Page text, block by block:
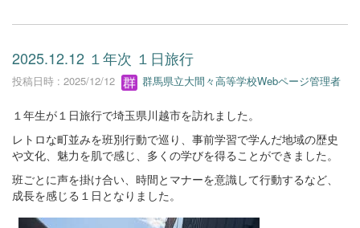
2025.12.12 １年次 １日旅行
投稿日時 : 2025/12/12 群馬県立大間々高等学校Webページ管理者
１年生が１日旅行で埼玉県川越市を訪れました。
レトロな町並みを班別行動で巡り、事前学習で学んだ地域の歴史
や文化、魅力を肌で感じ、多くの学びを得ることができました。
班ごとに声を掛け合い、時間とマナーを意識して行動するなど、
成長を感じる１日となりました。